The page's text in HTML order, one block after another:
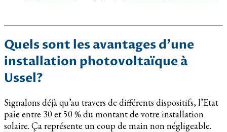
Quels sont les avantages d’une
installation photovoltaïque à
Ussel?
Signalons déjà qu’au travers de différents dispositifs, l’Etat
paie entre 30 et 50 % du montant de votre installation
solaire. Ça représente un coup de main non négligeable.